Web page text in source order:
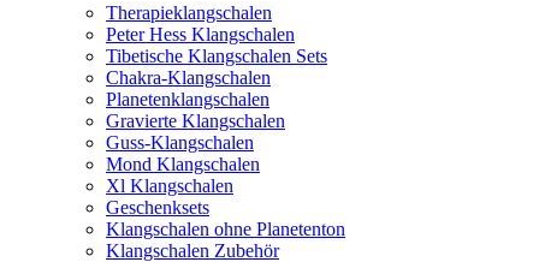
Therapieklangschalen
Peter Hess Klangschalen
Tibetische Klangschalen Sets
Chakra-Klangschalen
Planetenklangschalen
Gravierte Klangschalen
Guss-Klangschalen
Mond Klangschalen
Xl Klangschalen
Geschenksets
Klangschalen ohne Planetenton
Klangschalen Zubehör